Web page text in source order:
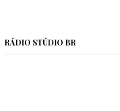
RÁDIO STÚDIO BR